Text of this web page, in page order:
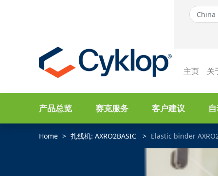
主页 关
产品总览 赛克服务 客户建议
Home 扎线机: AXRO2BASIC Elastic binder